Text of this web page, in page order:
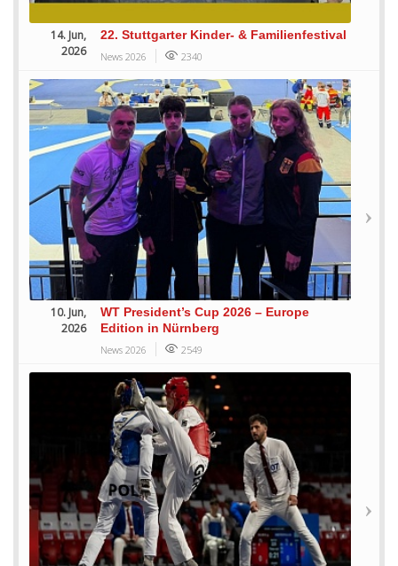
14. Jun,
2026
22. Stuttgarter Kinder- & Familienfestival
News 2026 2340
10. Jun,
2026
WT President’s Cup 2026 – Europe
Edition in Nürnberg
News 2026 2549